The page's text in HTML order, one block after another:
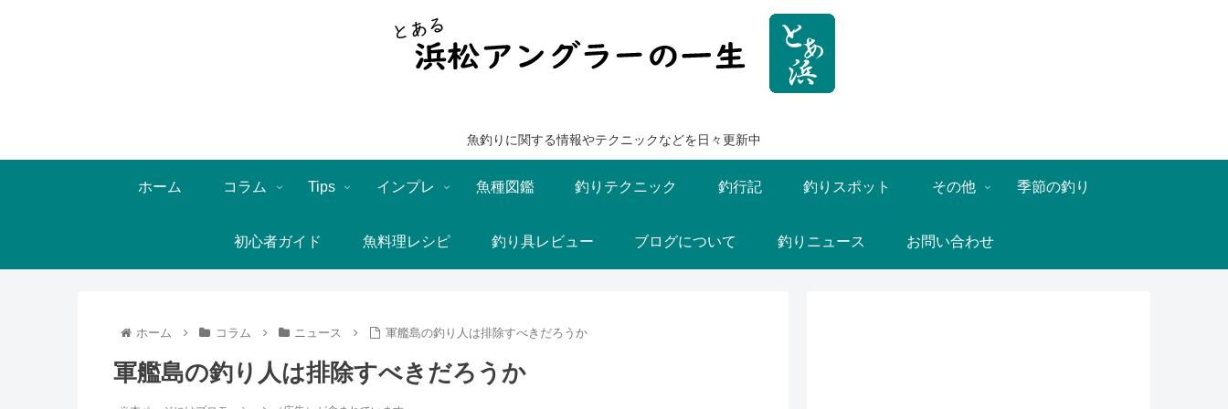
魚釣りに関する情報やテクニックなどを日々更新中
ホーム コラム Tips インプレ 魚種図鑑 釣りテクニック 釣行記 釣りスポット その他 季節の釣り
初心者ガイド 魚料理レシピ 釣り具レビュー ブログについて 釣りニュース お問い合わせ
ホーム コラム ニュース 軍艦島の釣り人は排除すべきだろうか
軍艦島の釣り人は排除すべきだろうか